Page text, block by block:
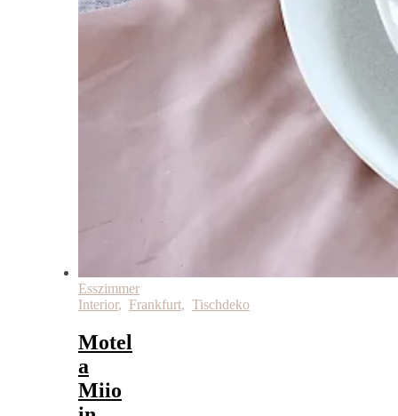
Esszimmer
Interior, Frankfurt, Tischdeko
Motel
a
Miio